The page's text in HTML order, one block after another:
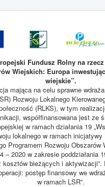
Fundusz Rolny na
Wiejskich: Europa
wiejskie”.
mająca na celu sprawne
Rozwoju Lokalnego
(RLKS), w tym
współfinansowana jest ze
w ramach działania 19
lokalnego w ramach inicjatywy
Programem Rozwoju Obszarów
– 2020 w zakresie poddziałania
kosztów bieżących i aktywizacji”.
postęp finansowy we
w ramach LSR”.